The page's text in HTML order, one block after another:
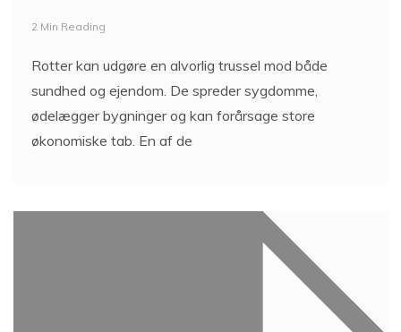
2 Min Reading
Rotter kan udgøre en alvorlig trussel mod både
sundhed og ejendom. De spreder sygdomme,
ødelægger bygninger og kan forårsage store
økonomiske tab. En af de